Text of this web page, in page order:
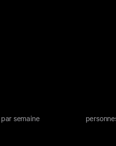
par semaine